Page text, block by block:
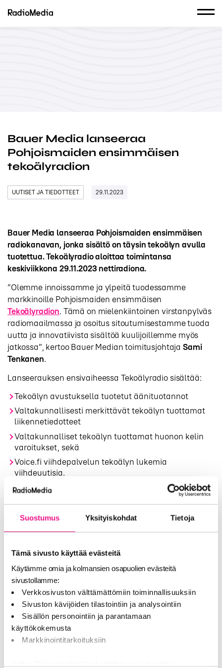
Suostumus Yksityiskohdat Tietoja
Tämä sivusto käyttää evästeitä
Käytämme omia ja kolmansien osapuolien evästeitä
sivustollamme:
Verkkosivuston välttämättömiin toiminnallisuuksiin
Sivuston kävijöiden tilastointiin ja analysointiin
Sisällön personointiin ja parantamaan
käyttökokemusta
Markkinointitarkoituksiin
Bauer Media lanseeraa
Pohjoismaiden ensimmäisen
tekoälyradion
UUTISET JA TIEDOTTEET 29.11.2023
Bauer Media lanseeraa Pohjoismaiden ensimmäisen
radiokanavan, jonka sisältö on täysin tekoälyn avulla
tuotettua. Tekoälyradio aloittaa toimintansa
keskiviikkona 29.11.2023 nettiradiona.
”Olemme innoissamme ja ylpeitä tuodessamme
markkinoille Pohjoismaiden ensimmäisen
Tekoälyradion. Tämä on mielenkiintoinen virstanpylväs
radiomaailmassa ja osoitus sitoutumisestamme tuoda
uutta ja innovatiivista sisältöä kuulijoillemme myös
jatkossa”, kertoo Bauer Median toimitusjohtaja Sami
Tenkanen.
Lanseerauksen ensivaiheessa Tekoälyradio sisältää:
Tekoälyn avustuksella tuotetut äänituotannot
Valtakunnallisesti merkittävät tekoälyn tuottamat
liikennetiedotteet
Valtakunnalliset tekoälyn tuottamat huonon kelin
varoitukset, sekä
Voice.fi viihdepalvelun tekoälyn lukemia
viihdeuutisia.
Tekoälyradioon on tarkoitus tuoda jatkuvasti uusia
ominaisuuksia, mikä pitää sen kiinnostavana ja
relevanttina kuulijoilleen myös jatkossa. Myös
”Tämä lanseeraus edustaa Bauer Median sitoutumista
innovaatioon ja uusimman teknologian
hyödyntämiseen radioliiketoiminnan kehittämisessä.
Tulemme jatkamaan kehitystyötä aktiivisesti myös
lanseerauksen jälkeen tarjotaksemme kuulijoille
entistä henkilökohtaisempia ja räätälöidympiä
kokemuksia radiomaailmassa”, kertoo projektista
vastaava Head of Innovation,